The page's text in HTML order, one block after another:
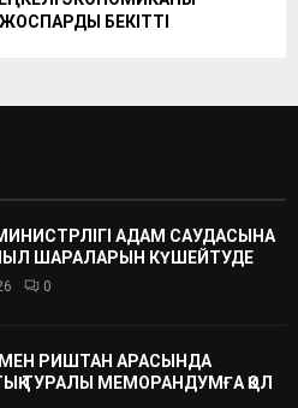
БЕКІТТІ
МИНИСТРЛІГІ АДАМ САУДАСЫНА
ШАРАЛАРЫН КҮШЕЙТУДЕ
0
МЕН РИШТАН АРАСЫНДА
ТУРАЛЫ МЕМОРАНДУМҒА ҚОЛ